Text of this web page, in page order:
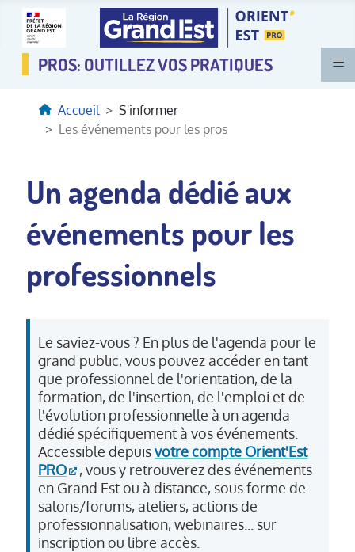
Accueil
S'informer
Les événements pour les pros
Un agenda dédié aux
événements pour les
professionnels
Le saviez-vous ? En plus de l'agenda pour le
grand public, vous pouvez accéder en tant
que professionnel de l'orientation, de la
formation, de l'insertion, de l'emploi et de
l'évolution professionnelle à un agenda
dédié spécifiquement à vos événements.
Accessible depuisvotre compte Orient'Est
PRO
, vous y retrouverez des événements
en Grand Est ou à distance, sous forme de
salons/forums, ateliers, actions de
professionnalisation, webinaires... sur
inscription ou libre accès.
≡